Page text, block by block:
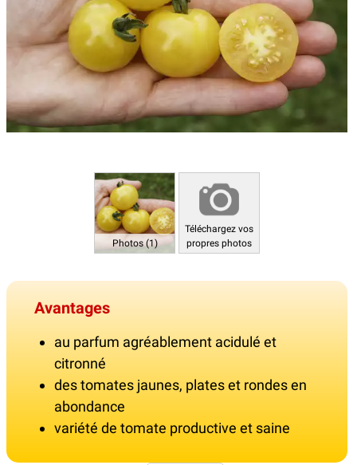
Photos (1)
Téléchargez vos
propres photos
Avantages
au parfum agréablement acidulé et
citronné
des tomates jaunes, plates et rondes en
abondance
variété de tomate productive et saine